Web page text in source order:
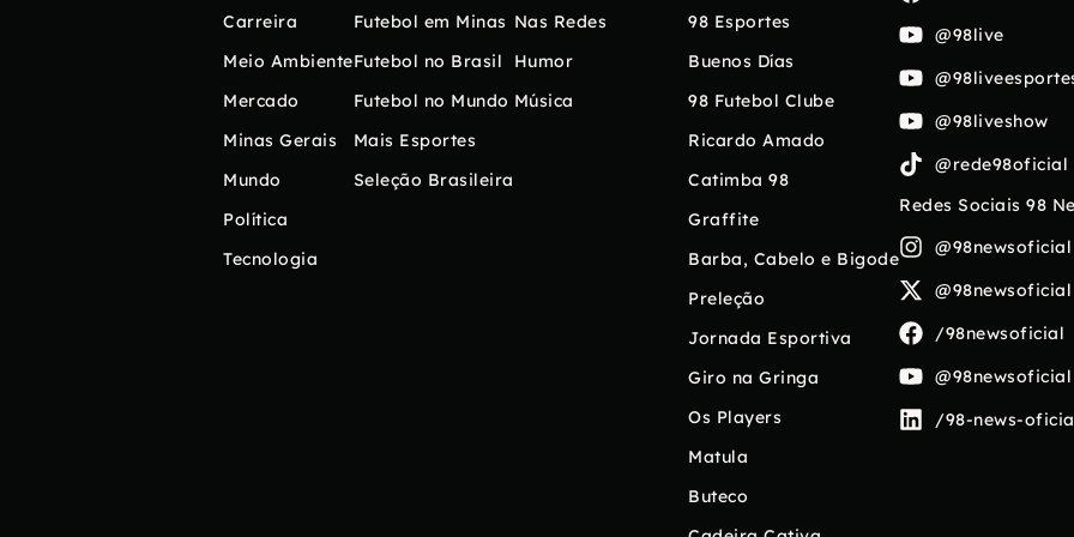
Carreira
Meio Ambiente
Mercado
Minas Gerais
Mundo
Política
Tecnologia
Futebol em Minas
Futebol no Brasil
Futebol no Mundo
Mais Esportes
Seleção Brasileira
Nas Redes
Humor
Música
98 Esportes
Buenos Días
98 Futebol Clube
Ricardo Amado
Catimba 98
Graffite
Barba, Cabelo e Bigode
Preleção
Jornada Esportiva
Giro na Gringa
Os Players
Matula
Buteco
@98live
@98liveshow
@rede98oficial
Redes Sociais 98
@98newsoficial
@98newsoficial
/98newsoficial
@98newsoficial
/98-news-